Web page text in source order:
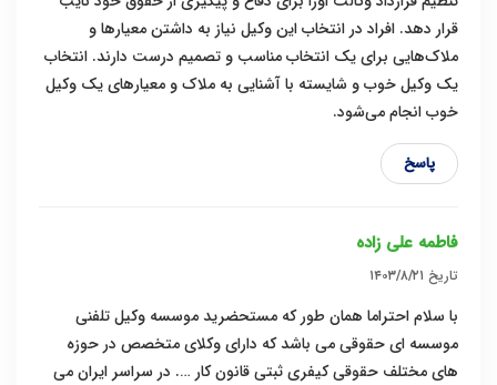
قرار دهد. افراد در انتخاب این وکیل نیاز به داشتن معیارها و
ملاک‌هایی برای یک انتخاب مناسب و تصمیم درست دارند. انتخاب
یک وکیل خوب و شایسته با آشنایی به ملاک و معیار‌های یک وکیل
خوب انجام می‌شود.
پاسخ
فاطمه علی زاده
تاریخ ۱۴۰۳/۸/۲۱
با سلام احتراما همان طور که مستحضرید موسسه وکیل تلفنی
موسسه ای حقوقی می باشد که دارای وکلای متخصص در حوزه
های مختلف حقوقی کیفری ثبتی قانون کار …. در سراسر ایران می